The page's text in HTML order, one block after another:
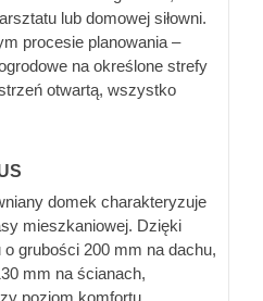
lub domowej siłowni.
procesie planowania –
na określone strefy
otwartą, wszystko
domek charakteryzuje
mieszkaniowej. Dzięki
o grubości 200 mm na dachu,
mm na ścianach,
poziom komfortu